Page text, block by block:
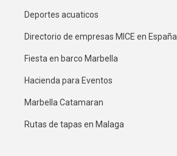
Deportes acuaticos
Directorio de empresas MICE en España
Fiesta en barco Marbella
Hacienda para Eventos
Marbella Catamaran
Rutas de tapas en Malaga